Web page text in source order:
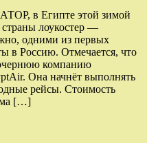
в Египте этой зимой
лоукостер —
одними из первых
в Россию. Отмечается, что
компанию
Она начнёт выполнять
рейсы. Стоимость
[…]